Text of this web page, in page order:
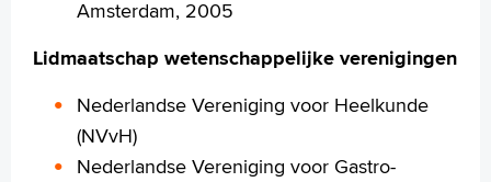
Amsterdam, 2005
Lidmaatschap wetenschappelijke verenigingen
Nederlandse Vereniging voor Heelkunde
(NVvH)
Nederlandse Vereniging voor Gastro-